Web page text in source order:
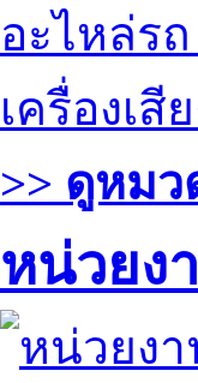
อะไหล่ร
เครื่องเสี
>> ดูหม
หน่วยง